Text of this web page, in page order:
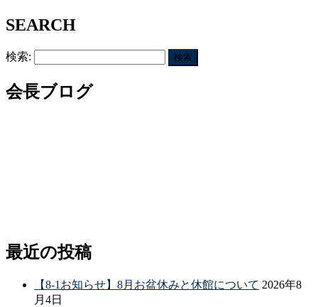
SEARCH
検索:
会長ブログ
最近の投稿
【8-1お知らせ】8月お盆休みと休館について 2026年8
月4日